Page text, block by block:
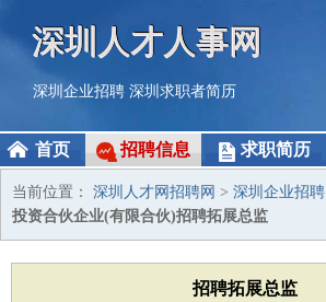
深圳人才人事网
深圳企业招聘 深圳求职者简历
首页 招聘信息 求职简历
当前位置： 深圳人才网招聘网 > 深圳企业招聘
投资合伙企业(有限合伙)招聘拓展总监
招聘拓展总监